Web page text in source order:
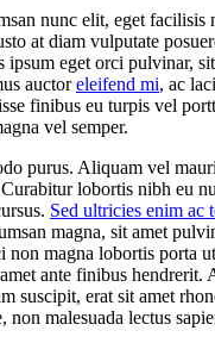
nunc elit, eget facilisis
at diam vulputate
ipsum eget orci pulvinar,
auctoreleifend mi, ac
finibus eu turpis vel
vel semper.
purus. Aliquam vel
lobortis nibh eu
Sed ultricies enim ac
magna, sit amet
non magna lobortis porta
ante finibus hendrerit.
suscipit, erat sit amet
non malesuada lectus